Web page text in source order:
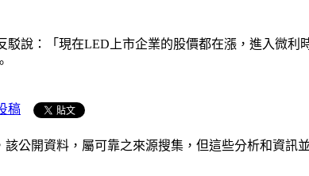
說：「現在LED上市企業的股價都在漲，進入微
稿
公開資料，屬可靠之來源搜集，但這些分析和資